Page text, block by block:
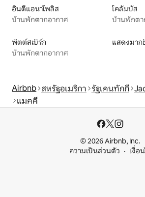
อินดีแอนาโพลิส
บ้านพักตากอากาศ
โคลัมบัส
บ้านพักตา
พิตต์สเบิร์ก
บ้านพักตากอากาศ
แสดงมาก
Airbnb สหรัฐอเมริกา รัฐเคนทักกี
แมคคี
© 2026 Airbnb, Inc.
ความเป็นส่วนตัว
เงื่อ